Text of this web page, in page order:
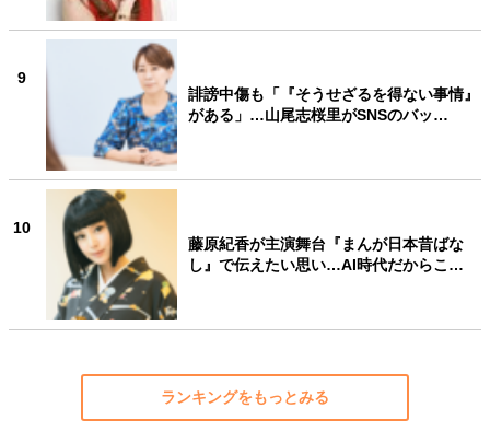
9
誹謗中傷も「『そうせざるを得ない事情』
がある」…山尾志桜里がSNSのバッ…
10
藤原紀香が主演舞台『まんが日本昔ばな
し』で伝えたい思い…AI時代だからこ…
ランキングをもっとみる